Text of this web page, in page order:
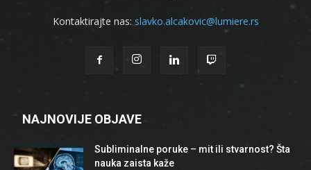
Kontaktirajte nas: slavko.alcakovic@lumiere.rs
NAJNOVIJE OBJAVE
Subliminalne poruke – mit ili stvarnost? Šta
nauka zaista kaže